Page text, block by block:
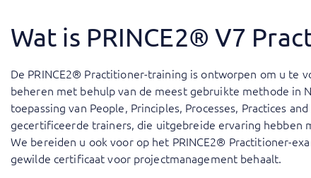
Wat is PRINCE2® V7
De PRINCE2® Practitioner-training is ontworpen om u te
beheren met behulp van de meest gebruikte methode in
toepassing van People, Principles, Processes, Practices
gecertificeerde trainers, die uitgebreide ervaring hebben
We bereiden u ook voor op het PRINCE2® Practitioner-
gewilde certificaat voor projectmanagement behaalt.